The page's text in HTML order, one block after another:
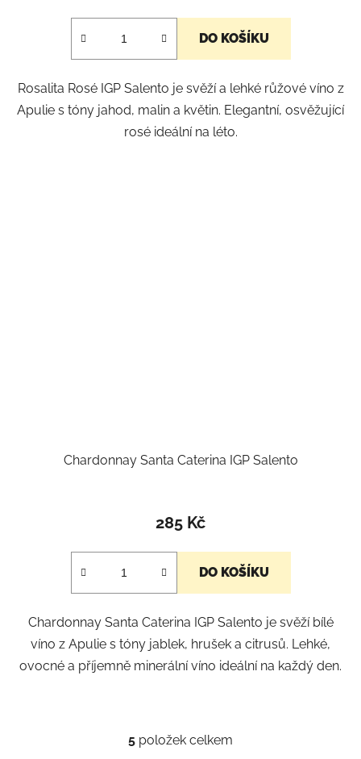
DO KOŠÍKU
Rosalita Rosé IGP Salento je svěží a lehké růžové víno z
Apulie s tóny jahod, malin a květin. Elegantní, osvěžující
rosé ideální na léto.
Chardonnay Santa Caterina IGP Salento
285 Kč
DO KOŠÍKU
Chardonnay Santa Caterina IGP Salento je svěží bílé
víno z Apulie s tóny jablek, hrušek a citrusů. Lehké,
ovocné a příjemně minerální víno ideální na každý den.
O
5 položek celkem